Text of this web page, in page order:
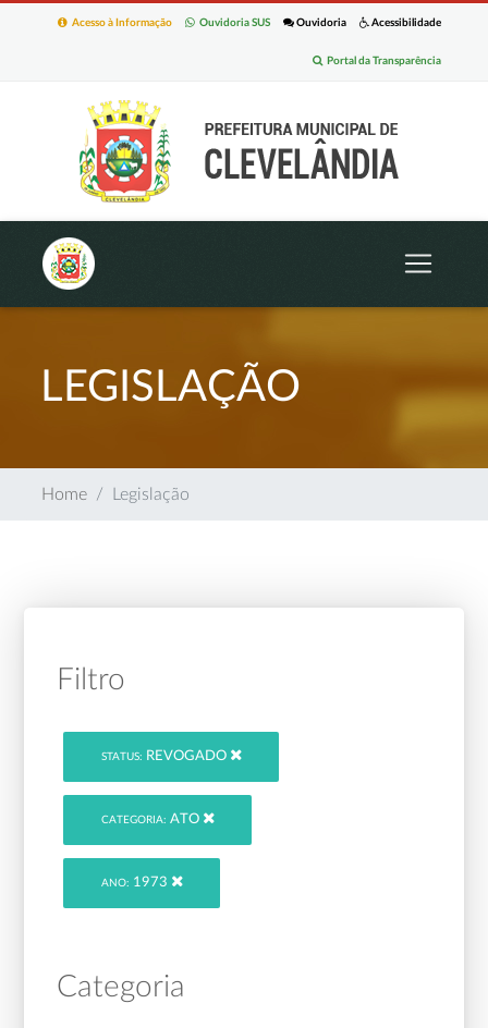
Acessibilidade
Ouvidoria
Ouvidoria SUS
Acesso à Informação
Portal da Transparência
LEGISLAÇÃO
Home Legislação
Filtro
STATUS: REVOGADO
CATEGORIA: ATO
ANO: 1973
Categoria